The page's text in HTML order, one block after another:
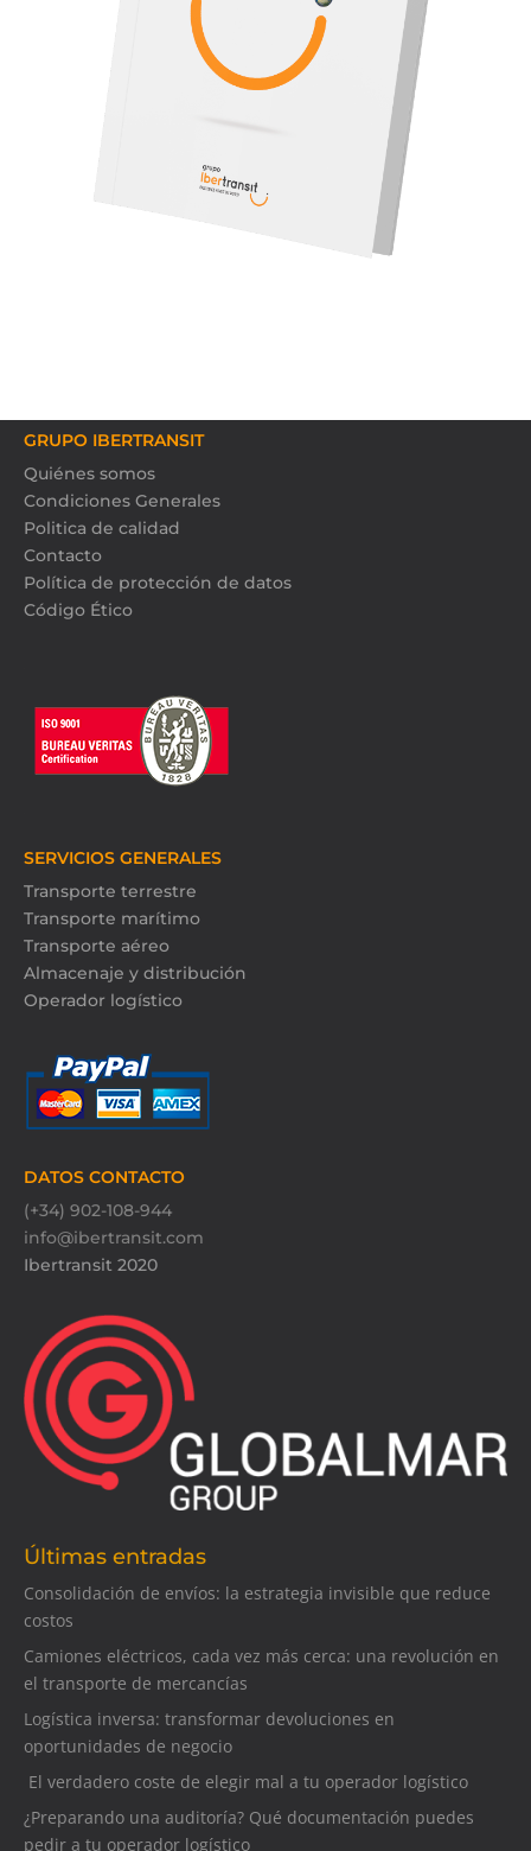
GRUPO IBERTRANSIT
Quiénes somos
Condiciones Generales
Politica de calidad
Contacto
Política de protección de datos
Código Ético
SERVICIOS GENERALES
Transporte terrestre
Transporte marítimo
Transporte aéreo
Almacenaje y distribución
Operador logístico
DATOS CONTACTO
(+34) 902-108-944
info@ibertransit.com
Ibertransit 2020
Últimas entradas
Consolidación de envíos: la estrategia invisible que reduce
costos
Camiones eléctricos, cada vez más cerca: una revolución en
el transporte de mercancías
Logística inversa: transformar devoluciones en
oportunidades de negocio
El verdadero coste de elegir mal a tu operador logístico
¿Preparando una auditoría? Qué documentación puedes
pedir a tu operador logístico